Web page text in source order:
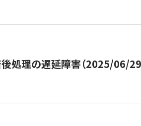
後処理の遅延障害（2025/06/29